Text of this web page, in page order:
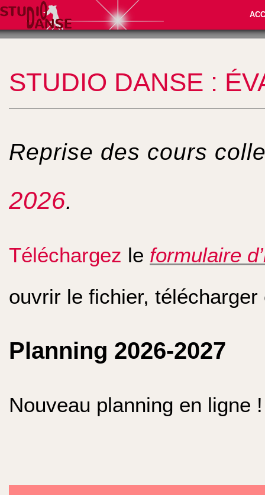
STUDIO DANSE :
Reprise des cours
2026.
Téléchargez le formulaire
ouvrir le fichier,
Planning 2026-2027
Nouveau planning en ligne !